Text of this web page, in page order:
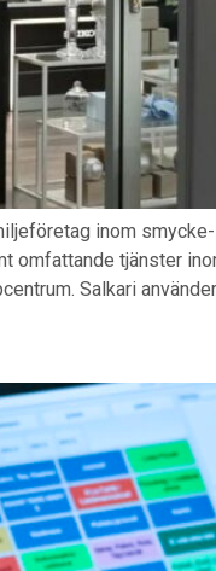
inom
omfattande tjänster
Salkari